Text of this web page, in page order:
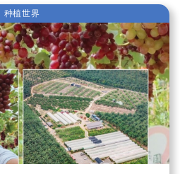
种植世界